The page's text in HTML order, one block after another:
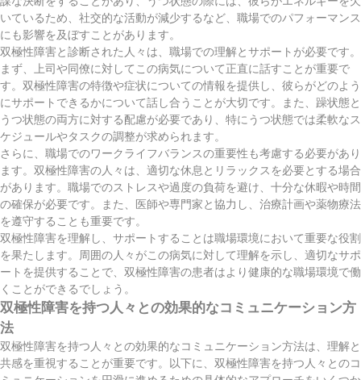
いているため、社交的な活動が減少するなど、職場でのパフォーマンス
にも影響を及ぼすことがあります。
双極性障害と診断された人々は、職場での理解とサポートが必要です。
まず、上司や同僚に対してこの病気について正直に話すことが重要で
す。双極性障害の特徴や症状についての情報を提供し、彼らがどのよう
にサポートできるかについて話し合うことが大切です。また、躁状態と
うつ状態の両方に対する配慮が必要であり、特にうつ状態では柔軟なス
ケジュールやタスクの調整が求められます。
さらに、職場でのワークライフバランスの重要性も考慮する必要があり
ます。双極性障害の人々は、適切な休息とリラックスを必要とする場合
があります。職場でのストレスや過度の負荷を避け、十分な休暇や時間
の確保が必要です。また、医師や専門家と協力し、治療計画や薬物療法
を遵守することも重要です。
双極性障害を理解し、サポートすることは職場環境において重要な役割
を果たします。周囲の人々がこの病気に対して理解を示し、適切なサポ
ートを提供することで、双極性障害の患者はより健康的な職場環境で働
くことができるでしょう。
双極性障害を持つ人々との効果的なコミュニケーション方
法
双極性障害を持つ人々との効果的なコミュニケーション方法は、理解と
共感を重視することが重要です。以下に、双極性障害を持つ人々とのコ